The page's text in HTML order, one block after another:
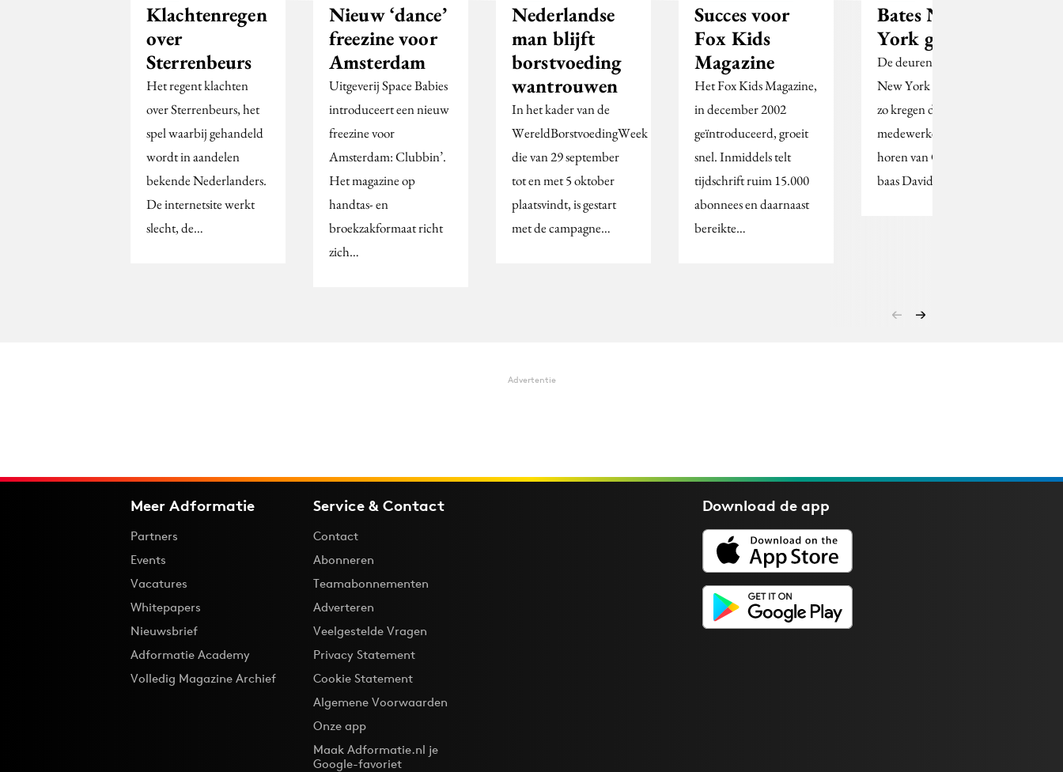
Klachtenregen
over
Sterrenbeurs
Het regent klachten
over Sterrenbeurs, het
spel waarbij gehandeld
wordt in aandelen
bekende Nederlanders.
De internetsite werkt
slecht, de…
Nieuw ‘dance’
freezine voor
Amsterdam
Uitgeverij Space Babies
introduceert een nieuw
freezine voor
Amsterdam: Clubbin’.
Het magazine op
handtas- en
broekzakformaat richt
zich…
Nederlandse
man blijft
borstvoeding
wantrouwen
In het kader van de
WereldBorstvoedingWeek
die van 29 september
tot en met 5 oktober
plaatsvindt, is gestart
met de campagne…
Succes voor
Fox Kids
Magazine
Het Fox Kids Magazine,
in december 2002
geïntroduceerd, groeit
snel. Inmiddels telt
tijdschrift ruim 15.000
abonnees en daarnaast
bereikte…
Bates New
York gesloten
De deuren van Bates in
New York gaan dicht,
zo kregen de
medewerkers gisteren te
horen van Cordiant-
baas David Hearn.
Advertentie
Meer Adformatie
Partners
Events
Vacatures
Whitepapers
Nieuwsbrief
Adformatie Academy
Volledig Magazine Archief
Service & Contact
Contact
Abonneren
Teamabonnementen
Adverteren
Veelgestelde Vragen
Privacy Statement
Cookie Statement
Algemene Voorwaarden
Onze app
Maak Adformatie.nl je
Google-favoriet
Download deapp